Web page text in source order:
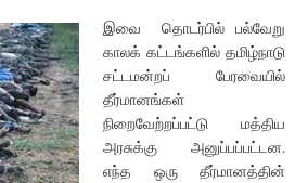
இவை தொடர்பில் பல்வேறு
காலக் கட்டங்களில் தமிழ்நாடு
சட்டமன்றப் பேரவையில்
தீர்மானங்கள்
நிறைவேற்றப்பட்டு மத்திய
அரசுக்கு அனுப்பப்பட்டன.
எந்த ஒரு தீர்மானத்தின்